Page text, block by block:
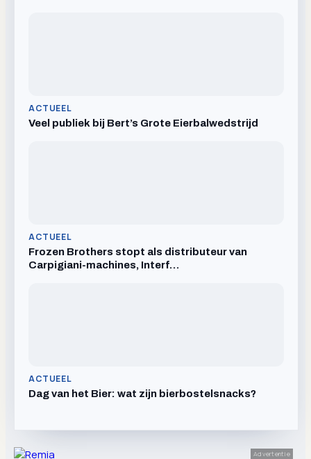
ACTUEEL
Veel publiek bij Bert’s Grote Eierbalwedstrijd
ACTUEEL
Frozen Brothers stopt als distributeur van
Carpigiani-machines, Interf…
ACTUEEL
Dag van het Bier: wat zijn bierbostelsnacks?
Advertentie